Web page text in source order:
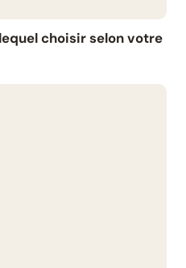
choisir selon votre